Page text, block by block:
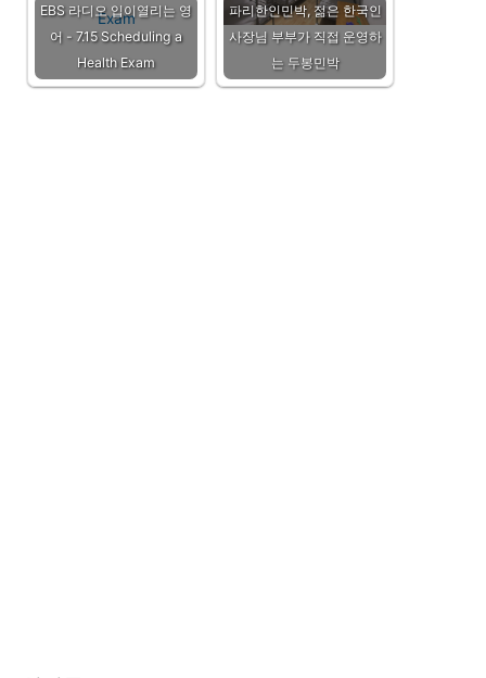
EBS 라디오 입이열리는 영
어 - 7.15 Scheduling a
Health Exam
파리한인민박, 젊은 한국인
사장님 부부가 직접 운영하
는 두봉민박